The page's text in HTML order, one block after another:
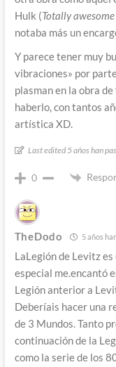
Hulk (Totally
notaba más un
Y parece tener muy
vibraciones» por
plasman en la obra
haberlo, con tantos
artística XD.
Last edited 5 años han
0
TheDodo 5 años
LaLegión de Levitz
especial me.encantó
Legión anterior a
Deberíais hacer una
de 3 Mundos. Tanto
continuación de la
como la serie de los